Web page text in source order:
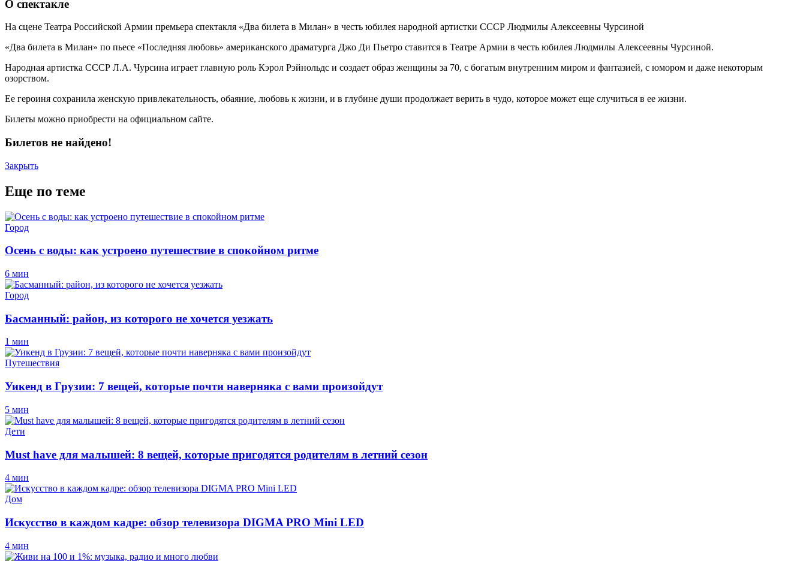
О спектакле
На сцене Театра Российской Армии премьера спектакля «Два билета в Милан» в честь юбилея народной артистки СССР Людмилы Алексеевны Чурсиной
«Два билета в Милан» по пьесе «Последняя любовь» американского драматурга Джо Ди Пьетро ставится в Театре Армии в честь юбилея Людмилы Алексеевны Чурсиной.
Народная артистка СССР Л.А. Чурсина играет главную роль Кэрол Рэйнольдс и создает образ женщины за 70, с богатым внутренним миром и фантазией, с юмором и даже некоторым
озорством.
Ее героиня сохранила женскую привлекательность, обаяние, любовь к жизни, и в глубине души продолжает верить в чудо, которое может еще случиться в ее жизни.
Билеты можно приобрести на официальном сайте.
Билетов не найдено!
Закрыть
Еще по теме
Город
Осень с воды: как устроено путешествие в спокойном ритме
6 мин
Город
Басманный: район, из которого не хочется уезжать
1 мин
Путешествия
Уикенд в Грузии: 7 вещей, которые почти наверняка с вами произойдут
5 мин
Дети
Must have для малышей: 8 вещей, которые пригодятся родителям в летний сезон
4 мин
Дом
Искусство в каждом кадре: обзор телевизора DIGMA PRO Mini LED
4 мин